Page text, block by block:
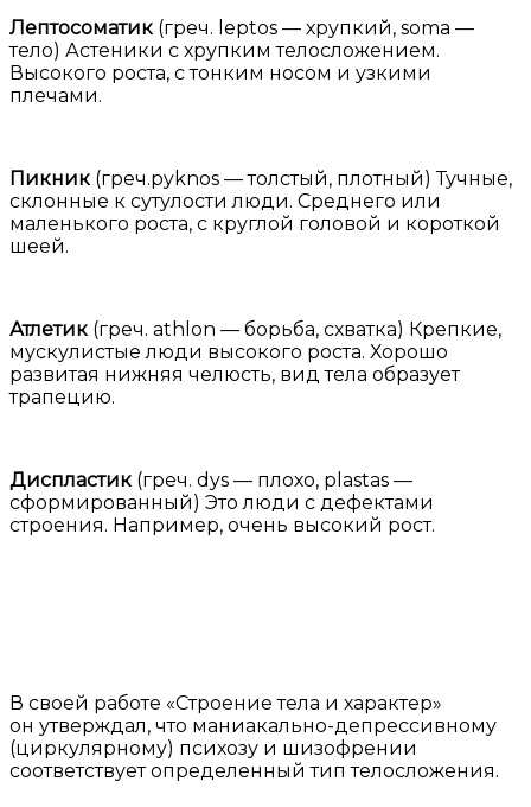
Лептосоматик (греч. leptos — хрупкий, soma —
тело) Астеники с хрупким телосложением.
Высокого роста, с тонким носом и узкими
плечами.
Пикник (гpeч.pyknos — толстый, плотный) Тучные,
склонные к сутулости люди. Среднего или
маленького роста, с круглой головой и короткой
шеей.
Атлетик (греч. athlon — борьба, схватка) Крепкие,
мускулистые люди высокого роста. Хорошо
развитая нижняя челюсть, вид тела образует
трапецию.
Диспластик (греч. dys — плохо, plastas —
сформированный) Это люди с дефектами
строения. Например, очень высокий рост.
В своей работе «Строение тела и характер»
он утверждал, что маниакально-депрессивному
(циркуляр­ному) психозу и шизофрении
соответствует определенный тип телосложения.